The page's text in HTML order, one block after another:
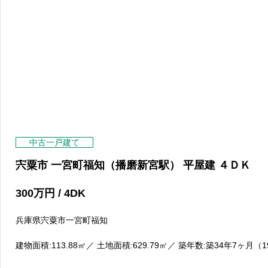
中古一戸建て
宍粟市 一宮町福知（播磨新宮駅） 平屋建 ４ＤＫ
300万円 / 4DK
兵庫県宍粟市一宮町福知
建物面積:113.88㎡ ／ 土地面積:629.79㎡ ／ 築年数:築34年7ヶ月（